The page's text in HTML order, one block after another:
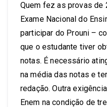
Quem fez as provas de
Exame Nacional do
participar do Prouni –
que o estudante tiver
notas. É necessário
na média das notas e
redação. Outra
Enem na condição de